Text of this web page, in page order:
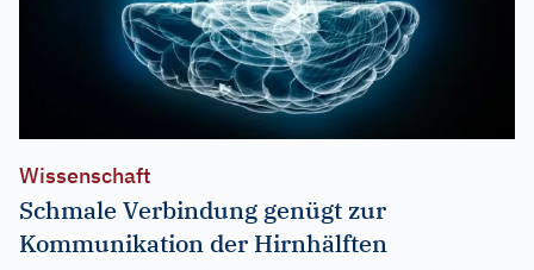
Wissenschaft
Schmale Verbindung genügt zur
Kommunikation der Hirnhälften